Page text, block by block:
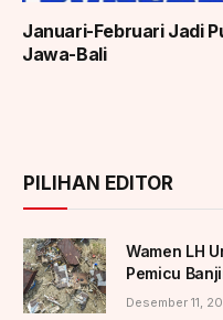
Januari-Februari Jadi
Jawa-Bali
PILIHAN EDITOR
Wamen LH
Pemicu
Desember 11,